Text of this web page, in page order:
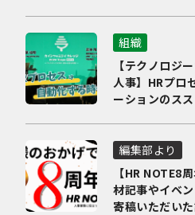
組織
【テクノロジ
人事】HRプロ
ーションのス
編集部より
【HR NOTE8
材記事やイベン
寄稿いただい